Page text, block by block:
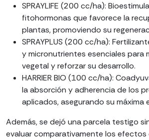
SPRAYLIFE (200 cc/ha):
fitohormonas que favorece la
plantas, promoviendo su
SPRAYPLUS (200 cc/ha):
y micronutrientes esenciales para
vegetal y reforzar su desarrollo.
HARRIER BIO (100 cc/ha):
la absorción y adherencia de los
aplicados, asegurando su máxima
Además, se dejó una parcela testigo
evaluar comparativamente los